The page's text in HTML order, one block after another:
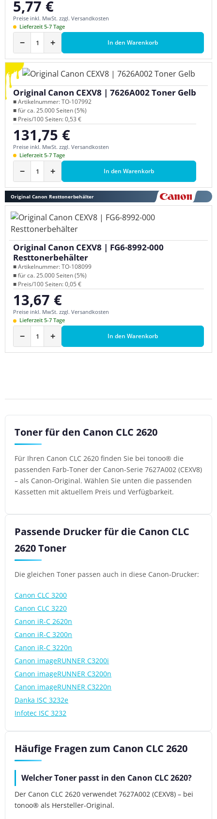
Regulärer Preis:
5,77 €
Preise inkl. MwSt. zzgl. Versandkosten
Lieferzeit 5-7 Tage
− + In den Warenkorb
Original Canon CEXV8 | 7626A002 Toner Gelb
■ Artikelnummer: TO-107992
■ für ca. 25.000 Seiten (5%)
■ Preis/100 Seiten: 0,53 €
Regulärer Preis:
131,75 €
Preise inkl. MwSt. zzgl. Versandkosten
Lieferzeit 5-7 Tage
− + In den Warenkorb
Original Canon Resttonerbehälter
Original Canon CEXV8 | FG6-8992-000
Resttonerbehälter
■ Artikelnummer: TO-108099
■ für ca. 25.000 Seiten (5%)
■ Preis/100 Seiten: 0,05 €
Regulärer Preis:
13,67 €
Preise inkl. MwSt. zzgl. Versandkosten
Lieferzeit 5-7 Tage
− + In den Warenkorb
Toner für den Canon CLC 2620
Für Ihren Canon CLC 2620 finden Sie bei tonoo® die
passenden Farb-Toner der Canon-Serie 7627A002 (CEXV8)
– als Canon-Original. Wählen Sie unten die passenden
Kassetten mit aktuellem Preis und Verfügbarkeit.
Passende Drucker für die Canon CLC
2620 Toner
Die gleichen Toner passen auch in diese Canon-Drucker:
Canon CLC 3200
Canon CLC 3220
Canon iR-C 2620n
Canon iR-C 3200n
Canon iR-C 3220n
Canon imageRUNNER C3200i
Canon imageRUNNER C3200n
Canon imageRUNNER C3220n
Danka ISC 3232e
Infotec ISC 3232
Häufige Fragen zum Canon CLC 2620
Welcher Toner passt in den Canon CLC 2620?
Der Canon CLC 2620 verwendet 7627A002 (CEXV8) – bei
tonoo® als Hersteller-Original.